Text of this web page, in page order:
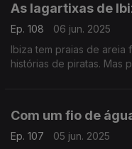
As lagartixas de
Ep. 108
06 jun. 2025
Ibiza tem praias de areia
histórias de piratas. Mas
Com um fio de
Ep. 107
05 jun. 2025